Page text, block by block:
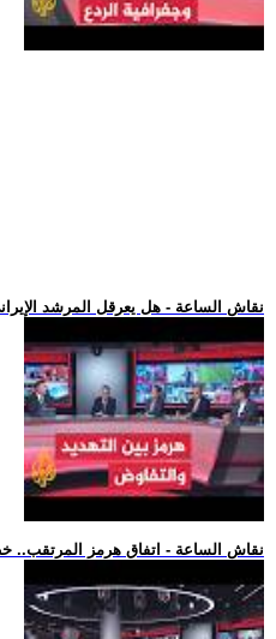
.. نقاش الساعة - هل يعرقل المرشد
.. نقاش الساعة - اتفاق هرمز المرتقب..